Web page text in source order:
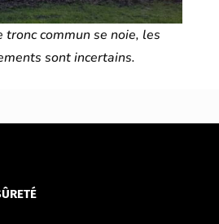
tronc commun se noie, les
sont incertains.